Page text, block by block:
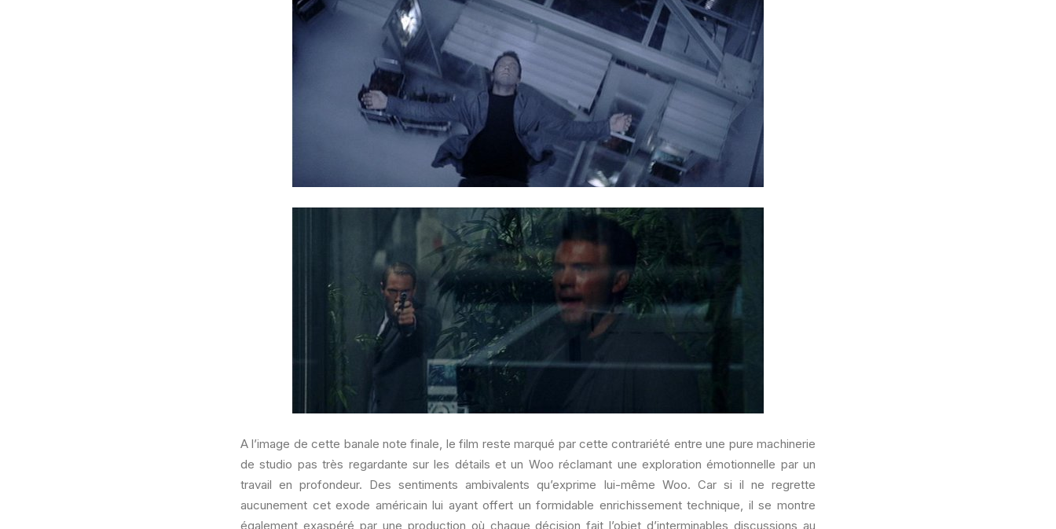
A l’image de cette banale note finale, le film reste marqué par cette contrariété entre une pure machinerie
de studio pas très regardante sur les détails et un Woo réclamant une exploration émotionnelle par un
travail en profondeur. Des sentiments ambivalents qu’exprime lui-même Woo. Car si il ne regrette
aucunement cet exode américain lui ayant offert un formidable enrichissement technique, il se montre
également exaspéré par une production où chaque décision fait l’objet d’interminables discussions au